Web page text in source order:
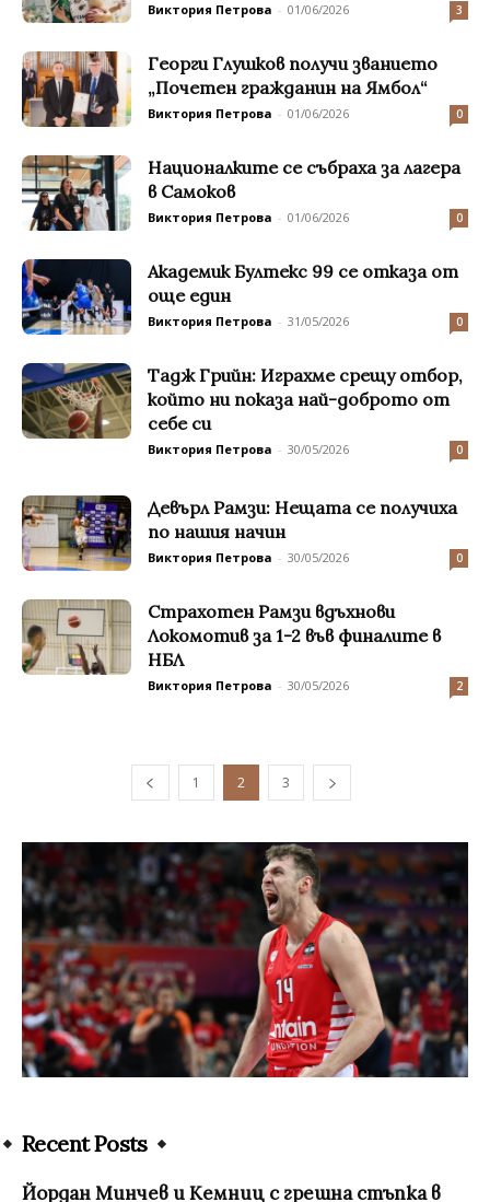
Виктория Петрова - 01/06/2026 3
Георги Глушков получи званието
„Почетен гражданин на Ямбол“
Виктория Петрова - 01/06/2026 0
Националките се събраха за лагера
в Самоков
Виктория Петрова - 01/06/2026 0
Академик Бултекс 99 се отказа от
още един
Виктория Петрова - 31/05/2026 0
Тадж Грийн: Играхме срещу отбор,
който ни показа най-доброто от
себе си
Виктория Петрова - 30/05/2026 0
Девърл Рамзи: Нещата се получиха
по нашия начин
Виктория Петрова - 30/05/2026 0
Страхотен Рамзи вдъхнови
Локомотив за 1-2 във финалите в
НБЛ
Виктория Петрова - 30/05/2026 2
1 2 3
Recent Posts
Йордан Минчев и Кемниц с грешна стъпка в